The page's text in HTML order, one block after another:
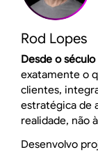
Rod Lopes
Desde o século
exatamente o
clientes,
estratégica de
realidade, não
Desenvolvo